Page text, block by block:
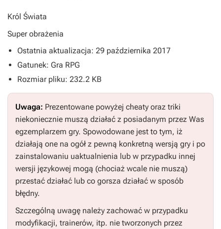
Król Świata
Super obrażenia
Ostatnia aktualizacja: 29 października 2017
Gatunek: Gra RPG
Rozmiar pliku: 232.2 KB
Uwaga: Prezentowane powyżej cheaty oraz triki
niekoniecznie muszą działać z posiadanym przez Was
egzemplarzem gry. Spowodowane jest to tym, iż
działają one na ogół z pewną konkretną wersją gry i po
zainstalowaniu uaktualnienia lub w przypadku innej
wersji językowej mogą (chociaż wcale nie muszą)
przestać działać lub co gorsza działać w sposób
błędny.
Szczególną uwagę należy zachować w przypadku
modyfikacji, trainerów, itp. nie tworzonych przez